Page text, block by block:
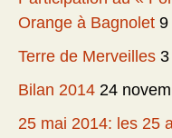
Orange à Bagnolet 9
Terre de Merveilles
Bilan 2014 24
25 mai 2014: les 25